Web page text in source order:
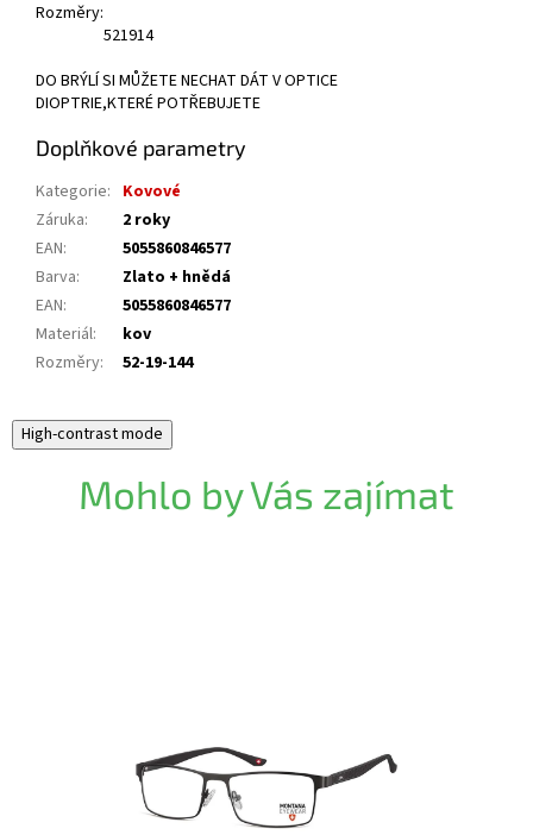
Rozměry:
521914
DO BRÝLÍ SI MŮŽETE NECHAT DÁT V OPTICE
DIOPTRIE,KTERÉ POTŘEBUJETE
Doplňkové parametry
Kategorie: Kovové
Záruka:
2 roky
EAN:
5055860846577
Barva:
Zlato + hnědá
EAN:
5055860846577
Materiál:
kov
Rozměry: 52-19-144
High-contrast mode
Mohlo by Vás zajímat